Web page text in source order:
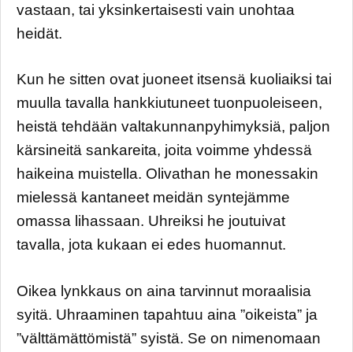
vastaan, tai yksinkertaisesti vain unohtaa
heidät.
Kun he sitten ovat juoneet itsensä kuoliaiksi tai
muulla tavalla hankkiutuneet tuonpuoleiseen,
heistä tehdään valtakunnanpyhimyksiä, paljon
kärsineitä sankareita, joita voimme yhdessä
haikeina muistella. Olivathan he monessakin
mielessä kantaneet meidän syntejämme
omassa lihassaan. Uhreiksi he joutuivat
tavalla, jota kukaan ei edes huomannut.
Oikea lynkkaus on aina tarvinnut moraalisia
syitä. Uhraaminen tapahtuu aina ”oikeista” ja
”välttämättömistä” syistä. Se on nimenomaan